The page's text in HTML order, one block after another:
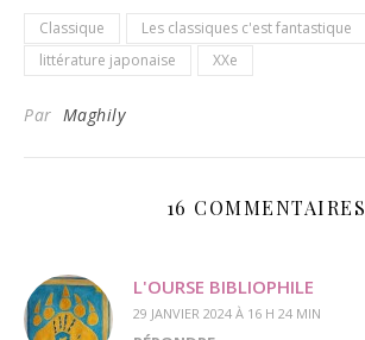
Classique
Les classiques c'est fantastique
littérature japonaise
XXe
Par Maghily
16 COMMENTAIRES
L'OURSE BIBLIOPHILE
29 JANVIER 2024 À 16 H 24 MIN